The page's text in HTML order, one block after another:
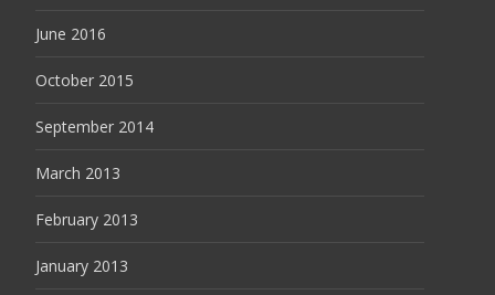
June 2016
October 2015
September 2014
March 2013
February 2013
January 2013